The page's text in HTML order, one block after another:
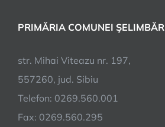
PRIMĂRIA COMUNEI ŞELIMBĂR
str. Mihai Viteazu nr. 197,
557260, jud. Sibiu
Telefon: 0269.560.001
Fax: 0269.560.295